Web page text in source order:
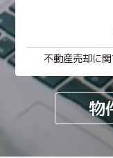
不動産売却に
物